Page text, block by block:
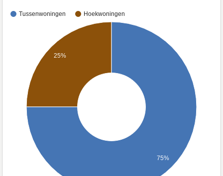
Tussenwoningen Hoekwoningen
25%
75%